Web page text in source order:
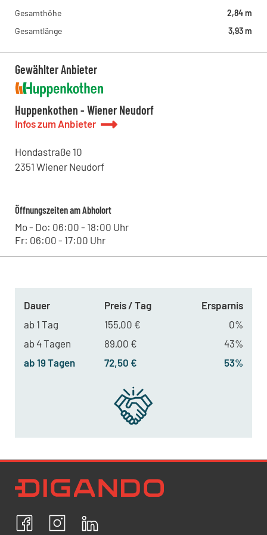
Gesamthöhe
2,84 m
Gesamtlänge
3,93 m
Gewählter Anbieter
Huppenkothen - Wiener Neudorf
Infos zum Anbieter
Hondastraße 10
2351 Wiener Neudorf
Öffnungszeiten am Abholort
Mo - Do: 06:00 - 18:00 Uhr
Fr: 06:00 - 17:00 Uhr
Dauer Preis / Tag
Ersparnis
ab 1 Tag
155,00 €
0%
ab 4 Tagen
89,00 €
43%
ab 19 Tagen
72,50 € 53%
FacebookInstagram
Ich bestätige, dass ich die
Datenschutzrichtlinien
personenbezogenen Daten einverstanden.